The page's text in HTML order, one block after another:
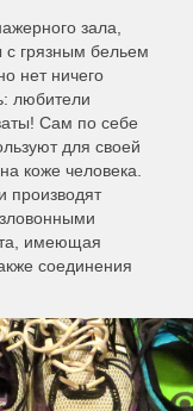
зала,
с грязным бельем
нет ничего
любители
Сам по себе
для своей
коже человека.
производят
имеющая
соединения